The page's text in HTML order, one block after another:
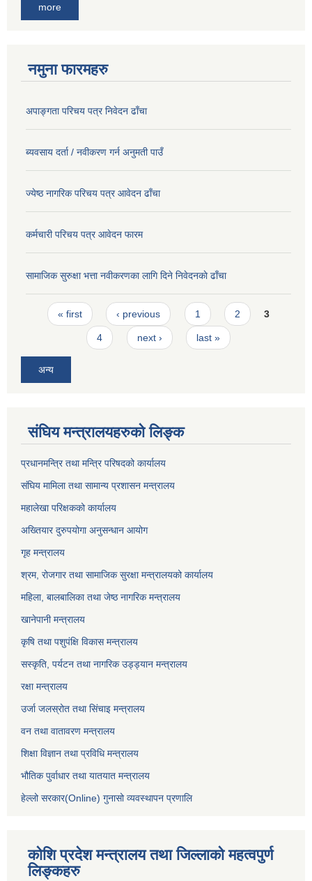
more
नमुना फारमहरु
अपाङ्गता परिचय पत्र निवेदन ढाँचा
ब्यवसाय दर्ता / नवीकरण गर्न अनुमती पाउँ
ज्येष्ठ नागरिक परिचय पत्र आवेदन ढाँचा
कर्मचारी परिचय पत्र आवेदन फारम
सामाजिक सुरुक्षा भत्ता नवीकरणका लागि दिने निवेदनकाे ढाँचा
Pages
« first ‹ previous 1 2 3
4 next › last »
अन्य
संघिय मन्त्रालयहरुको लिङ्‍क
प्रधानमन्त्रि तथा मन्त्रि परिषदको कार्यालय
संघिय मामिला तथा सामान्य प्रशासन मन्त्रालय
महालेखा परिक्षकको कार्यालय
अख्तियार दुरुपयोगा अनुसन्धान आयोग
गृह मन्त्रालय
श्रम, रोजगार तथा सामाजिक सुरक्षा मन्त्रालयको कार्यालय
महिला, बालबालिका तथा जेष्ठ नागरिक मन्त्रालय
खानेपानी मन्त्रालय
कृषि तथा पशुपंक्षि विकास मन्त्रालय
सस्कृति, पर्यटन तथा नागरिक उड्ड्यान मन्त्रालय
रक्षा मन्त्रालय
उर्जा जलस्रोत तथा सिंचाइ मन्‍त्रालय
वन तथा वातावरण मन्त्रालय
शिक्षा विज्ञान तथा प्रविधि मन्त्रालय
भौतिक पुर्वाधार तथा यातयात मन्त्रालय
हेल्लो सरकार(Online) गुनासो व्यवस्थापन प्रणालि
कोशि प्रदेश मन्त्रालय तथा जिल्लाको महत्वपुर्ण
लिङ्कहरु